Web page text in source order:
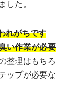
した。
れがちです
い作業が必要
整理はもちろ
ップが必要な